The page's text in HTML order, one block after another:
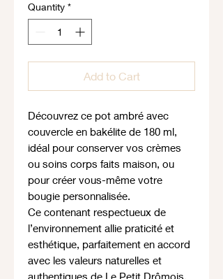
Quantity *
Add to Cart
Découvrez ce pot ambré avec
couvercle en bakélite de 180 ml,
idéal pour conserver vos crèmes
ou soins corps faits maison, ou
pour créer vous-même votre
bougie personnalisée.
Ce contenant respectueux de
l’environnement allie praticité et
esthétique, parfaitement en accord
avec les valeurs naturelles et
authentiques de Le Petit Drômois.